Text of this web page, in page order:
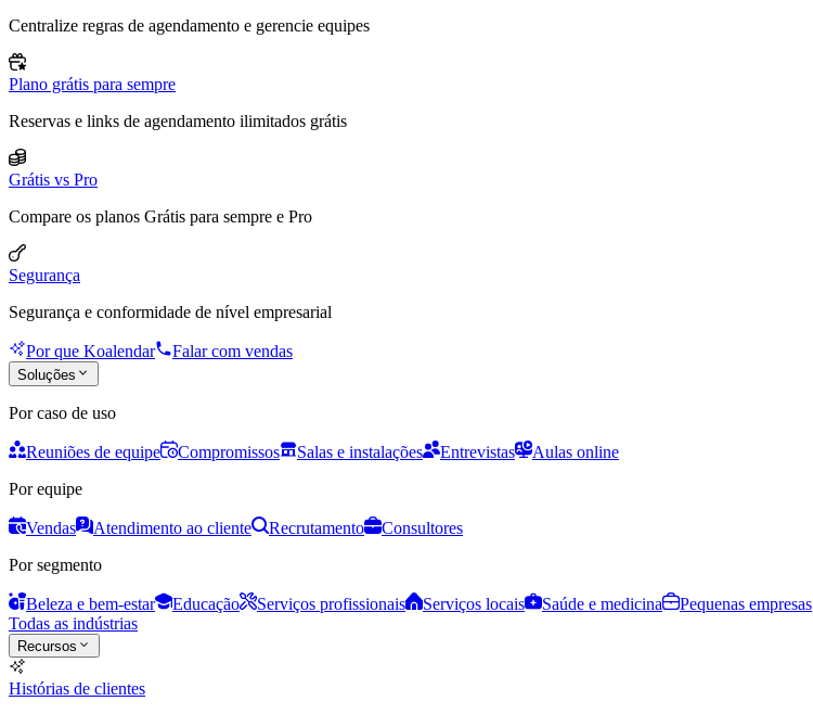
Centralize regras de agendamento e gerencie equipes
Plano grátis para sempre
Reservas e links de agendamento ilimitados grátis
Grátis vs Pro
Compare os planos Grátis para sempre e Pro
Segurança
Segurança e conformidade de nível empresarial
Por que Koalendar Falar com vendas
Soluções
Por caso de uso
Reuniões de equipe Compromissos Salas e instalações Entrevistas
Aulas online
Por equipe
Vendas Atendimento ao cliente Recrutamento
Consultores
Por segmento
Beleza e bem-estar Educação Serviços profissionais Serviços locais Saúde e medicina
Pequenas empresas
Todas as indústrias
Recursos
Histórias de clientes